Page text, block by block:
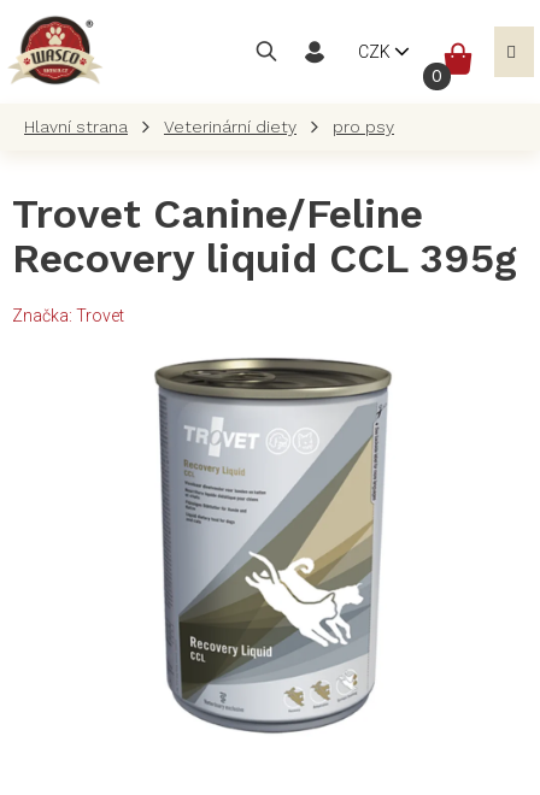
obsah
CZK
Veterinární diety pro psy
Trovet Canine/Feline
Recovery liquid CCL 395g
Značka: Trovet